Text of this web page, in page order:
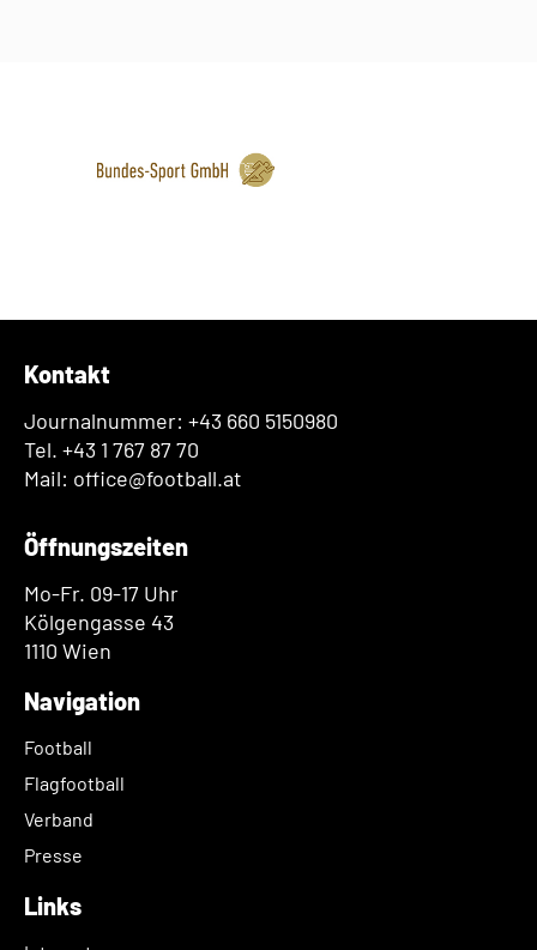
Kontakt
Journalnummer: +43 660 5150980
Tel. +43 1 767 87 70
Mail: office@football.at
Öffnungszeiten
Mo-Fr. 09-17 Uhr
Kölgengasse 43
1110 Wien
Navigation
Football
Flagfootball
Verband
Presse
Links